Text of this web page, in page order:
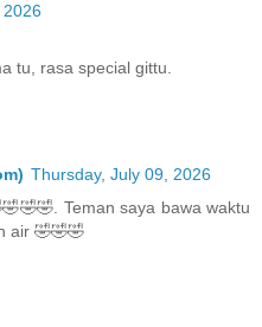
tu, rasa special gittu.
Thursday, July 09, 2026
Teman saya bawa waktu
air 🤣🤣🤣